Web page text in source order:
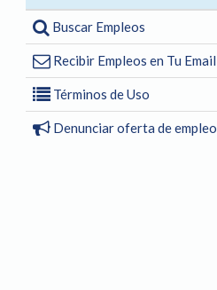
Buscar Empleos
Recibir Empleos en Tu Email
Términos de Uso
Denunciar oferta de empleo